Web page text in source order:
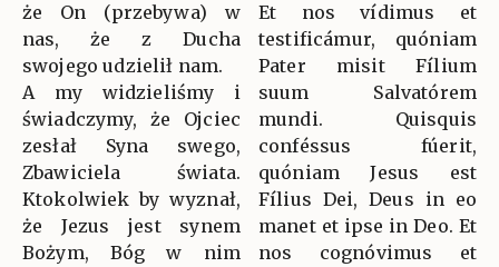
że On (przebywa) w
nas, że z Ducha
swojego udzielił nam.
A my widzieliśmy i
świadczymy, że Ojciec
zesłał Syna swego,
Zbawiciela świata.
Ktokolwiek by wyznał,
że Jezus jest synem
Bożym, Bóg w nim
Et nos vídimus et
testificámur, quóniam
Pater misit Fílium
suum Salvatórem
mundi. Quisquis
conféssus fúerit,
quóniam Jesus est
Fílius Dei, Deus in eo
manet et ipse in Deo. Et
nos cognóvimus et